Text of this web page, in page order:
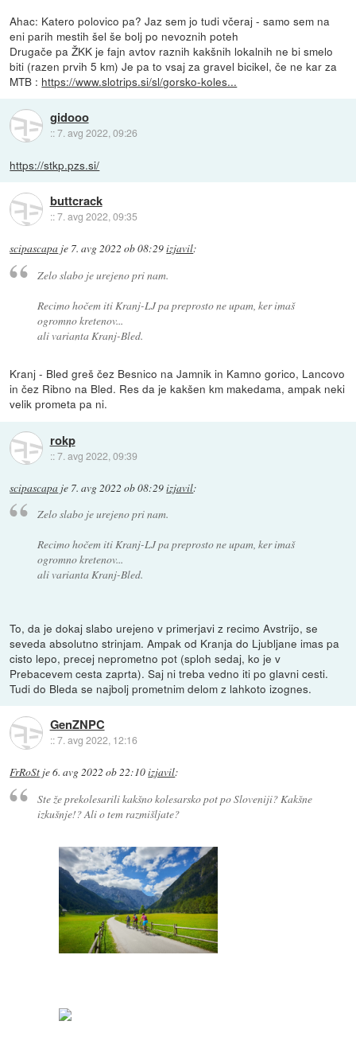
Ahac: Katero polovico pa? Jaz sem jo tudi včeraj - samo sem na
eni parih mestih šel še bolj po nevoznih poteh
Drugače pa ŽKK je fajn avtov raznih kakšnih lokalnih ne bi smelo
biti (razen prvih 5 km) Je pa to vsaj za gravel bicikel, če ne kar za
MTB : https://www.slotrips.si/sl/gorsko-koles...
gidooo
::7. avg 2022, 09:26
https://stkp.pzs.si/
buttcrack
::7. avg 2022, 09:35
scipascapa je 7. avg 2022 ob 08:29izjavil:
Zelo slabo je urejeno pri nam.
Recimo hočem iti Kranj-LJ pa preprosto ne upam, ker imaš
ogromno kretenov...
ali varianta Kranj-Bled.
Kranj - Bled greš čez Besnico na Jamnik in Kamno gorico, Lancovo
in čez Ribno na Bled. Res da je kakšen km makedama, ampak neki
velik prometa pa ni.
rokp
::7. avg 2022, 09:39
scipascapa je 7. avg 2022 ob 08:29izjavil:
Zelo slabo je urejeno pri nam.
Recimo hočem iti Kranj-LJ pa preprosto ne upam, ker imaš
ogromno kretenov...
ali varianta Kranj-Bled.
To, da je dokaj slabo urejeno v primerjavi z recimo Avstrijo, se
seveda absolutno strinjam. Ampak od Kranja do Ljubljane imas pa
cisto lepo, precej neprometno pot (sploh sedaj, ko je v
Prebacevem cesta zaprta). Saj ni treba vedno iti po glavni cesti.
Tudi do Bleda se najbolj prometnim delom z lahkoto izognes.
GenZNPC
::7. avg 2022, 12:16
FrRoSt je6. avg 2022 ob 22:10izjavil:
Ste že prekolesarili kakšno kolesarsko pot po Sloveniji? Kakšne
izkušnje!? Ali o tem razmišljate?